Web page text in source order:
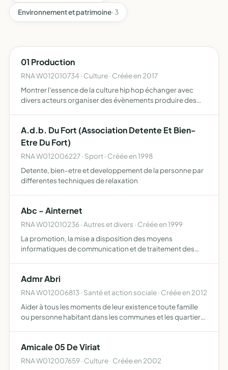
Environnement et patrimoine· 3
01 Production
RNA W012010734 · Culture · Créée en 2017
Montrer l'essence de la culture hip hop échanger avec
divers acteurs organiser des évènements produire des
d'…
A.d.b. Du Fort (Association Detente Et Bien-
Etre Du Fort)
RNA W012006227 · Sport · Créée en 1998
Detente, bien-etre et developpement de la personne par
differentes techniques de relaxation
Abc - Ainternet
RNA W012010236 · Autres et divers · Créée en 1999
La promotion, la mise a disposition des moyens
informatiques de communication et de traitement des
Admr Abri
RNA W012006813 · Santé et action sociale · Créée en 2012
Aider à tous les moments de leur existence toute famille
ou personne habitant dans les communes et les quartiers
Amicale 05 De Viriat
RNA W012007659 · Culture · Créée en 2002